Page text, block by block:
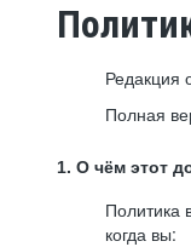
Редакция
Полная
1. О чём этот
Политика
когда вы: